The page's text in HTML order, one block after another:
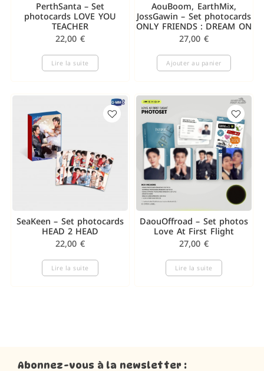
PerthSanta – Set
photocards LOVE YOU
TEACHER
22,00 €
Lire la suite
AouBoom, EarthMix,
JossGawin – Set photocards
ONLY FRIENDS : DREAM ON
27,00 €
Ajouter au panier
SeaKeen – Set photocards
HEAD 2 HEAD
22,00 €
Lire la suite
DaouOffroad – Set photos
Love At First Flight
27,00 €
Lire la suite
Abonnez-vous à la newsletter :